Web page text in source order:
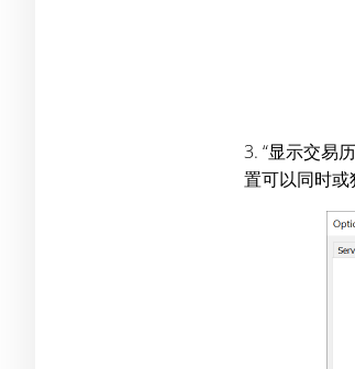
3. “显示交易
置可以同时或